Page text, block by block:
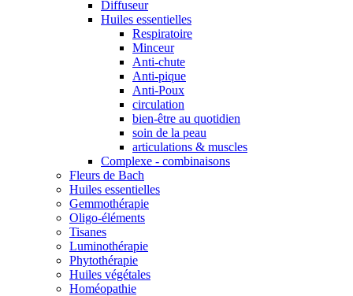
Diffuseur
Huiles essentielles
Respiratoire
Minceur
Anti-chute
Anti-pique
Anti-Poux
circulation
bien-être au quotidien
soin de la peau
articulations & muscles
Complexe - combinaisons
Fleurs de Bach
Huiles essentielles
Gemmothérapie
Oligo-éléments
Tisanes
Luminothérapie
Phytothérapie
Huiles végétales
Homéopathie